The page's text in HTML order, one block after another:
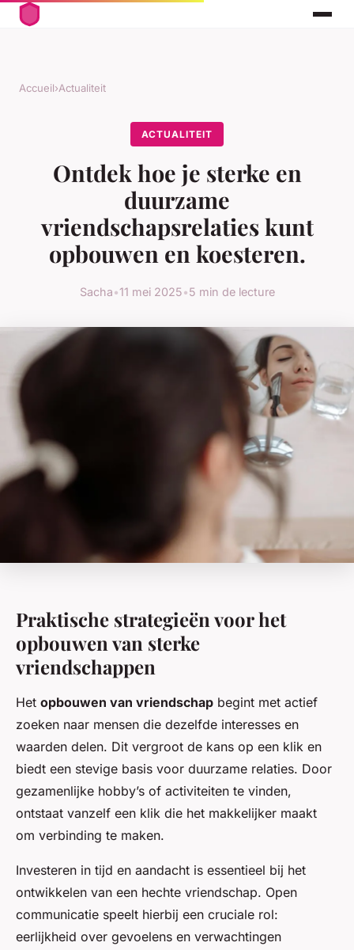
Accueil›Actualiteit
ACTUALITEIT
Ontdek hoe je sterke en
duurzame
vriendschapsrelaties kunt
opbouwen en koesteren.
Sacha•11 mei 2025•5 min de lecture
Praktische strategieën voor het
opbouwen van sterke
vriendschappen
Het opbouwen van vriendschap begint met actief
zoeken naar mensen die dezelfde interesses en
waarden delen. Dit vergroot de kans op een klik en
biedt een stevige basis voor duurzame relaties. Door
gezamenlijke hobby’s of activiteiten te vinden,
ontstaat vanzelf een klik die het makkelijker maakt
om verbinding te maken.
Investeren in tijd en aandacht is essentieel bij het
ontwikkelen van een hechte vriendschap. Open
communicatie speelt hierbij een cruciale rol:
eerlijkheid over gevoelens en verwachtingen